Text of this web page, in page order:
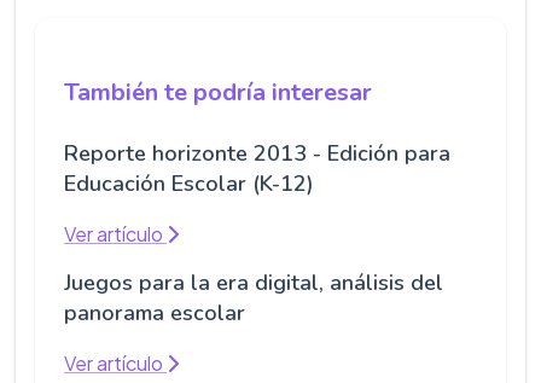
También te podría interesar
Reporte horizonte 2013 - Edición para
Educación Escolar (K-12)
Ver artículo
Juegos para la era digital, análisis del
panorama escolar
Ver artículo